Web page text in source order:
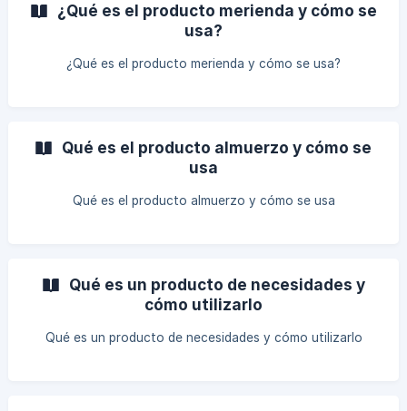
¿Qué es el producto merienda y cómo se
usa?
¿Qué es el producto merienda y cómo se usa?
Qué es el producto almuerzo y cómo se
usa
Qué es el producto almuerzo y cómo se usa
Qué es un producto de necesidades y
cómo utilizarlo
Qué es un producto de necesidades y cómo utilizarlo